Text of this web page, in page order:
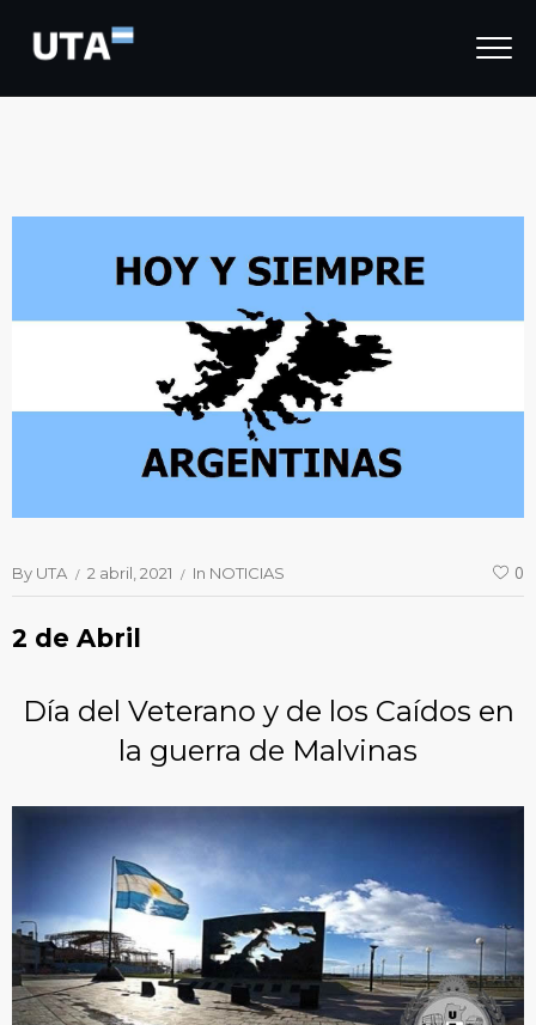
By UTA 2 abril, 2021 In NOTICIAS 0
2 de Abril
Día del Veterano y de los Caídos en
la guerra de Malvinas